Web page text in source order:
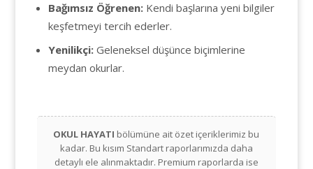
Bağımsız Öğrenen:Kendi başlarına yeni bilgiler
keşfetmeyi tercih ederler.
Yenilikçi:Geleneksel düşünce biçimlerine
meydan okurlar.
OKUL HAYATI bölümüne ait özet içeriklerimiz bu
kadar. Bu kısım Standart raporlarımızda daha
detaylı ele alınmaktadır. Premium raporlarda ise